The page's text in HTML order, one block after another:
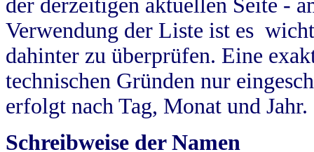
der derzeitigen aktuellen Seite -
Verwendung der Liste ist es
dahinter zu überprüfen. Eine
technischen Gründen nur
erfolgt nach Tag, Monat und Jahr.
Schreibweise der Namen